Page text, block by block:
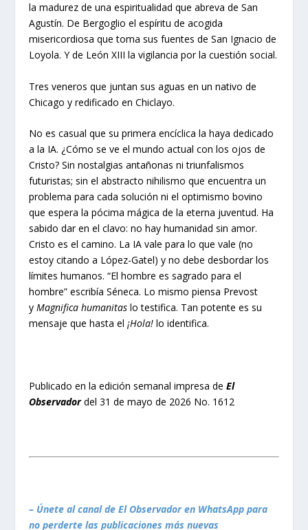
la madurez de una espiritualidad que abreva de San
Agustín. De Bergoglio el espíritu de acogida
misericordiosa que toma sus fuentes de San Ignacio de
Loyola. Y de León XIII la vigilancia por la cuestión social.
Tres veneros que juntan sus aguas en un nativo de
Chicago y redificado en Chiclayo.
No es casual que su primera encíclica la haya dedicado
a la IA. ¿Cómo se ve el mundo actual con los ojos de
Cristo? Sin nostalgias antañonas ni triunfalismos
futuristas; sin el abstracto nihilismo que encuentra un
problema para cada solución ni el optimismo bovino
que espera la pócima mágica de la eterna juventud. Ha
sabido dar en el clavo: no hay humanidad sin amor.
Cristo es el camino. La IA vale para lo que vale (no
estoy citando a López-Gatel) y no debe desbordar los
límites humanos. “El hombre es sagrado para el
hombre” escribía Séneca. Lo mismo piensa Prevost
yMagnifica humanitas lo testifica. Tan potente es su
mensaje que hasta el¡Hola! lo identifica.
Publicado en la edición semanal impresa deEl
Observadordel 31 de mayo de 2026 No. 1612
– Únete al canal de El Observador en WhatsApp para
no perderte las publicaciones más nuevas